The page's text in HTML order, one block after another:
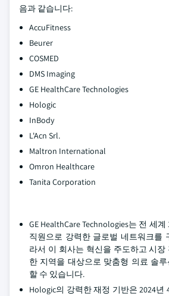
음과 같습니다:
AccuFitness
Beurer
COSMED
DMS Imaging
GE HealthCare Technologies
Hologic
InBody
L'Acn Srl.
Maltron International
Omron Healthcare
Tanita Corporation
GE HealthCare Technologies는 전 세
직원으로 강력한 글로벌 네트워크를
라서 이 회사는 혁신을 주도하고 시
한 지역을 대상으로 맞춤형 의료 솔
할 수 있습니다.
Hologic의 강력한 재정 기반은 2024년